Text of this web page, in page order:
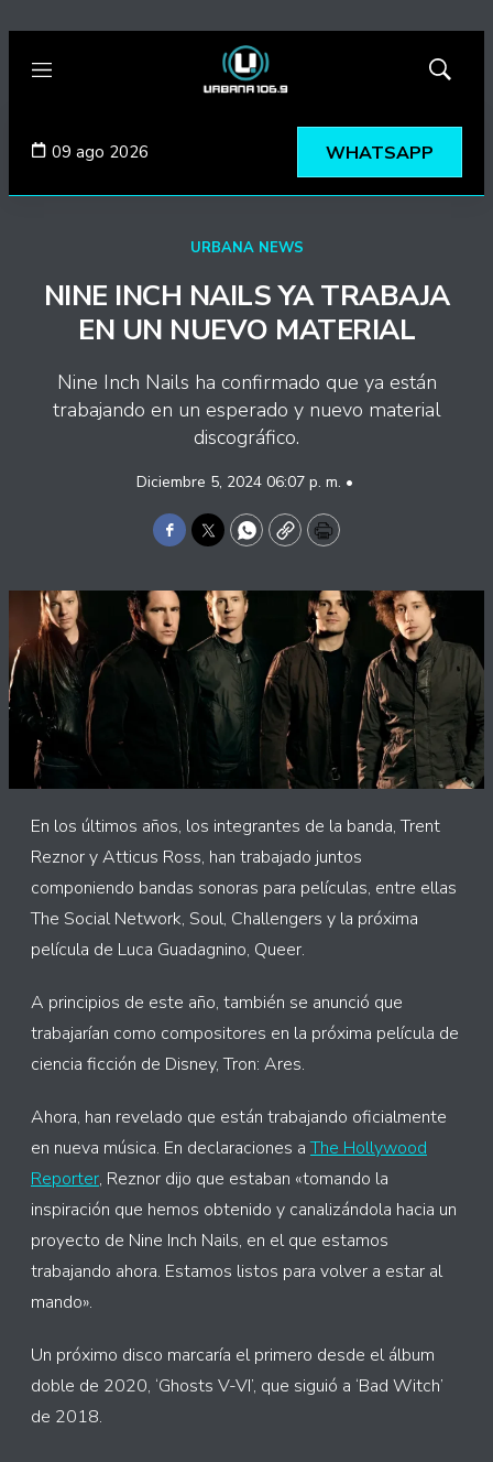
Menú
Mostrar
09 ago 2026 WHATSAPP
URBANA NEWS
NINE INCH NAILS YA TRABAJA
EN UN NUEVO MATERIAL
Nine Inch Nails ha confirmado que ya están
trabajando en un esperado y nuevo material
discográfico.
Diciembre 5, 2024 06:07 p. m. •
Facebook
TwitterWhatsApp
CopyPrint
En los últimos años, los integrantes de la banda, Trent
Reznor y Atticus Ross, han trabajado juntos
componiendo bandas sonoras para películas, entre ellas
The Social Network, Soul, Challengers y la próxima
película de Luca Guadagnino, Queer.
A principios de este año, también se anunció que
trabajarían como compositores en la próxima película de
ciencia ficción de Disney, Tron: Ares.
Ahora, han revelado que están trabajando oficialmente
en nueva música. En declaraciones aThe Hollywood
Reporter, Reznor dijo que estaban «tomando la
inspiración que hemos obtenido y canalizándola hacia un
proyecto de Nine Inch Nails, en el que estamos
trabajando ahora. Estamos listos para volver a estar al
mando».
Un próximo disco marcaría el primero desde el álbum
doble de 2020, ‘Ghosts V-VI’, que siguió a ‘Bad Witch’
de 2018.